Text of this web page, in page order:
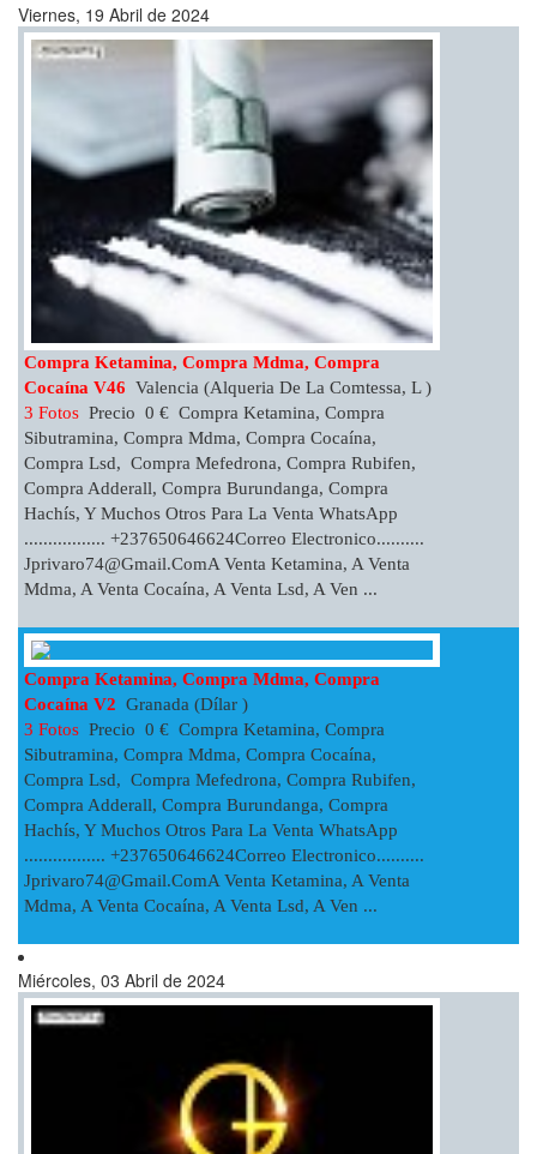
Viernes, 19 Abril de 2024
Compra Ketamina, Compra Mdma, Compra
Cocaína V46 Valencia (Alqueria De La Comtessa, L )
3 Fotos Precio 0 € Compra Ketamina, Compra
Sibutramina, Compra Mdma, Compra Cocaína,
Compra Lsd, Compra Mefedrona, Compra Rubifen,
Compra Adderall, Compra Burundanga, Compra
Hachís, Y Muchos Otros Para La Venta WhatsApp
................. +237650646624Correo Electronico..........
Jprivaro74@gmail.comA Venta Ketamina, A Venta
Mdma, A Venta Cocaína, A Venta Lsd, A Ven ...
Compra Ketamina, Compra Mdma, Compra
Cocaína V2 Granada (Dílar )
3 Fotos Precio 0 € Compra Ketamina, Compra
Sibutramina, Compra Mdma, Compra Cocaína,
Compra Lsd, Compra Mefedrona, Compra Rubifen,
Compra Adderall, Compra Burundanga, Compra
Hachís, Y Muchos Otros Para La Venta WhatsApp
................. +237650646624Correo Electronico..........
Jprivaro74@gmail.comA Venta Ketamina, A Venta
Mdma, A Venta Cocaína, A Venta Lsd, A Ven ...
Miércoles, 03 Abril de 2024